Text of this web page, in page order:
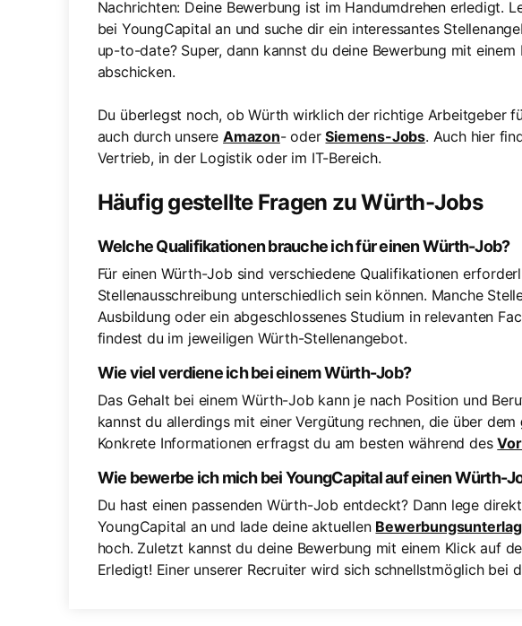
Nachrichten: Deine Bewerbung ist im Handumdrehen erledigt.
bei YoungCapital an und suche dir ein interessantes
up-to-date? Super, dann kannst du deine Bewerbung mit
abschicken.
Du überlegst noch, ob Würth wirklich der richtige Arbeitgeber
auch durch unsereAmazon- oderSiemens-Jobs. Auch hier
Vertrieb, in der Logistik oder im IT-Bereich.
Häufig gestellte Fragen zu Würth-Jobs
Welche Qualifikationen brauche ich für einen Würth-Job?
Für einen Würth-Job sind verschiedene Qualifikationen
Stellenausschreibung unterschiedlich sein können. Manche
Ausbildung oder ein abgeschlossenes Studium in relevanten
findest du im jeweiligen Würth-Stellenangebot.
Wie viel verdiene ich bei einem Würth-Job?
Das Gehalt bei einem Würth-Job kann je nach Position und
kannst du allerdings mit einer Vergütung rechnen, die über dem
Konkrete Informationen erfragst du am besten während des
Wie bewerbe ich mich bei YoungCapital auf einen Würth-
Du hast einen passenden Würth-Job entdeckt? Dann lege
YoungCapital an und lade deine aktuellen
hoch. Zuletzt kannst du deine Bewerbung mit einem Klick auf
Erledigt! Einer unserer Recruiter wird sich schnellstmöglich bei